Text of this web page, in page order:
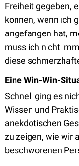
Freiheit gegeben,
können, wenn ich
angefangen hat,
muss ich nicht
diese
Eine Win-Win-
Schnell ging es
Wissen und
anekdotischen
zu zeigen, wie wir
beschworenen